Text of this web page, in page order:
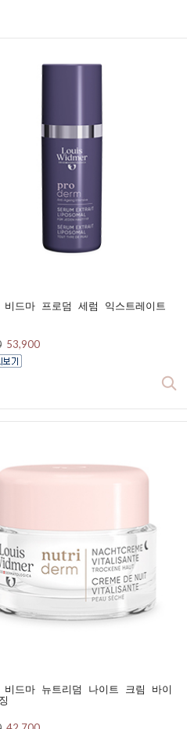
비드마 프로덤 세럼 익스트레이트
53,900
비드마 뉴트리덤 나이트 크림 바이